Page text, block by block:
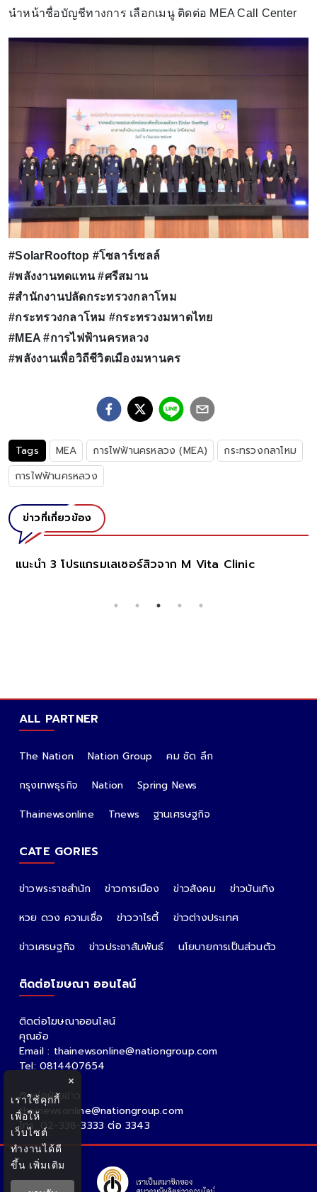
นำหน้าชื่อบัญชีทางการ เลือกเมนู ติดต่อ MEA Call Center
#SolarRooftop #โซลาร์เซลล์
#พลังงานทดแทน #ศรีสมาน
#สำนักงานปลัดกระทรวงกลาโหม
#กระทรวงกลาโหม #กระทรวงมหาดไทย
#MEA #การไฟฟ้านครหลวง
#พลังงานเพื่อวิถีชีวิตเมืองมหานคร
Tags MEA การไฟฟ้านครหลวง (MEA)
กระทรวงกลาโหม
การไฟฟ้านครหลวง
ข่าวที่เกี่ยวข้อง
วจาก M Vita Clinic
MEA แถลงความพร้อมออก
ALL PARTNER
The Nation Nation Group
คม ชัด ลึก
กรุงเทพธุรกิจ
Nation
Spring News
Thainewsonline
Tnews ฐานเศรษฐกิจ
CATE GORIES
ข่าวพระราชสำนัก ข่าวการเมือง ข่าวสังคม
ข่าวบันเทิง
หวย ดวง ความเชื่อ
ข่าววาไรตี้
ข่าวต่างประเทศ
ข่าวเศรษฐกิจ
ข่าวประชาสัมพันธ์ นโยบายการเป็นส่วนตัว
ติดต่อโฆษณา ออนไลน์
ติดต่อโฆษณาออนไลน์
คุณอ้อ
Email : thainewsonline@nationgroup.com
Tel: 0814407654
ติดต่อฝ่ายข่าว
thainewsonline@nationgroup.com
โทร. 02-338-3333 ต่อ 3343
×
เราใช้คุกกี้
เพื่อให้
เว็บไซต์
ทำงานได้ดี
ขึ้น เพิ่มเติม